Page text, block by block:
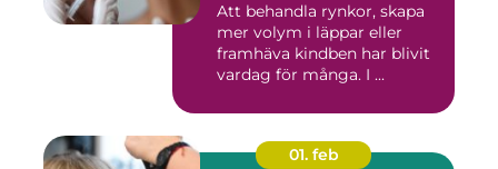
Att behandla rynkor, skapa
mer volym i läppar eller
framhäva kindben har blivit
vardag för många. I ...
01. feb